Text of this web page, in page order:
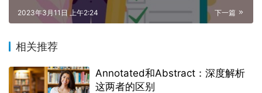
下一篇
2023年3月11日 上午2:24
相关推荐
Annotated和Abstract：深度解析
这两者的区别